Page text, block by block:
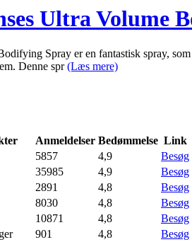
Ultra Volume
Spray er en fantastisk spray,
Denne spr(Læs mere)
Anmeldelser Bedømmelse Link
5857 4,9
Besøg
35985 4,9
Besøg
2891 4,8
Besøg
8030 4,8
Besøg
10871 4,8
Besøg
901 4,8
Besøg